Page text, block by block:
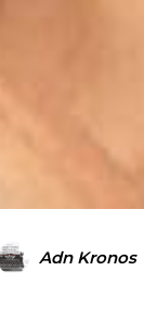
Adn Kronos